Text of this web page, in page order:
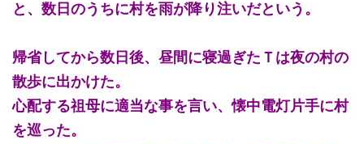
と、数日のうちに村を雨が降り注いだという。
帰省してから数日後、昼間に寝過ぎたＴは夜の村の
散歩に出かけた。
心配する祖母に適当な事を言い、懐中電灯片手に村
を巡った。